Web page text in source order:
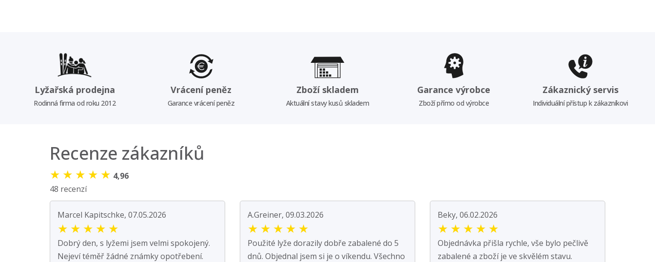
Lyžařská prodejna
Rodinná firma od roku 2012
Vrácení peněz
Garance vrácení peněz
Zboží skladem
Aktuální stavy kusů skladem
Garance výrobce
Zboží přímo od výrobce
Zákaznický servis
Individuální přístup k zákazníkovi
Recenze zákazníků
★ ★ ★ ★ ★ 4,96
48 recenzí
Marcel Kapitschke, 07.05.2026
★ ★ ★ ★ ★
Dobrý den, s lyžemi jsem velmi spokojený.
Nejeví téměř žádné známky opotřebení.
A.Greiner, 09.03.2026
★ ★ ★ ★ ★
Použité lyže dorazily dobře zabalené do 5
dnů. Objednal jsem si je o víkendu. Všechno
Beky, 06.02.2026
★ ★ ★ ★ ★
Objednávka přišla rychle, vše bylo pečlivě
zabalené a zboží je ve skvělém stavu.